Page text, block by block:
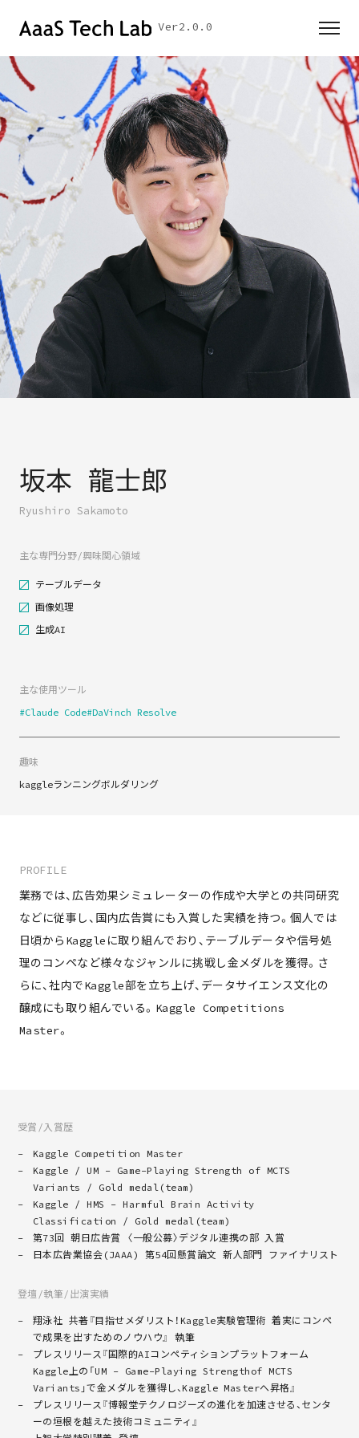
Ver2.0.0
about
member
works
column
contact
坂本 龍士郎
Ryushiro Sakamoto
主な専門分野/興味関心領域
テーブルデータ
画像処理
生成AI
主な使用ツール
#Claude Code#DaVinch Resolve
趣味
kaggleランニングボルダリング
PROFILE
業務では、広告効果シミュレーターの作成や大学との共同研究
などに従事し、国内広告賞にも入賞した実績を持つ。個人では
日頃からKaggleに取り組んでおり、テーブルデータや信号処
理のコンペなど様々なジャンルに挑戦し金メダルを獲得。さ
らに、社内でKaggle部を立ち上げ、データサイエンス文化の
醸成にも取り組んでいる。Kaggle Competitions
Master。
受賞/入賞歴
Kaggle Competition Master
Kaggle / UM - Game-Playing Strength of MCTS
Variants / Gold medal(team)
Kaggle / HMS - Harmful Brain Activity
Classification / Gold medal(team)
第73回 朝日広告賞 〈一般公募〉デジタル連携の部 入賞
日本広告業協会(JAAA) 第54回懸賞論文 新人部門 ファイナリスト
登壇/執筆/出演実績
翔泳社 共著『目指せメダリスト！Kaggle実験管理術 着実にコンペ
で成果を出すためのノウハウ』 執筆
プレスリリース『国際的AIコンペティションプラットフォーム
Kaggle上の「UM - Game-Playing Strengthof MCTS
Variants」で金メダルを獲得し、Kaggle Masterへ昇格』
プレスリリース『博報堂テクノロジーズの進化を加速させる、センタ
ーの垣根を越えた技術コミュニティ』